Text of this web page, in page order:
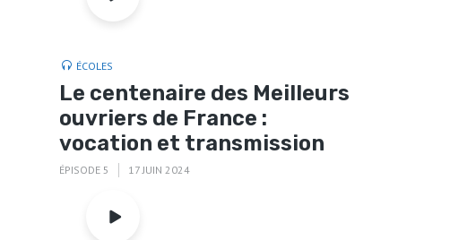
ÉCOLES
Le centenaire des Meilleurs
ouvriers de France :
vocation et transmission
ÉPISODE 5 17 JUIN 2024